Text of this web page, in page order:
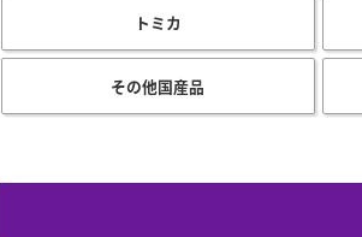
トミカ
その他国産品